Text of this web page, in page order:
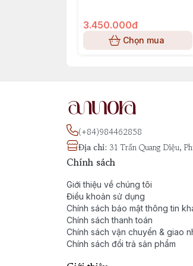
3.450.000đ
Chọn mua
(+84)984462858
Địa chỉ: 31 Trần Quang Diệu,
Chính sách
Giới thiệu về chúng tôi
Điều khoản sử dụng
Chính sách bảo mật thông tin
Chính sách thanh toán
Chính sách vận chuyển & giao
Chính sách đổi trả sản phẩm